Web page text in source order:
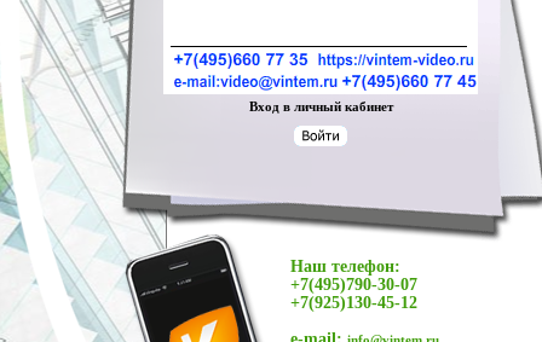
Вход в личный кабинет
Наш телефон:
+7(495)790-30-07
+7(925)130-45-12